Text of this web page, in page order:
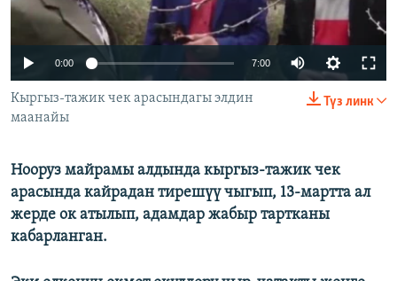
ЭЕ/АРнун бардык сайттары
0:00 7:00
Түз линк
Кыргыз-тажик чек арасындагы элдин
маанайы
Нооруз майрамы алдында кыргыз-тажик чек
арасында кайрадан тирешүү чыгып, 13-мартта ал
жерде ок атылып, адамдар жабыр тартканы
кабарланган.